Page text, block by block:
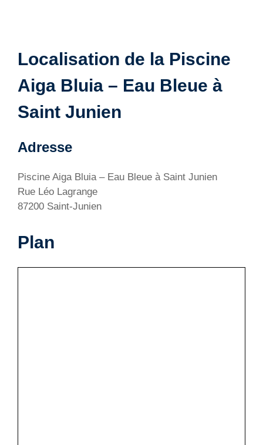
Localisation de la Piscine
Aiga Bluia – Eau Bleue à
Saint Junien
Adresse
Piscine Aiga Bluia – Eau Bleue à Saint Junien
Rue Léo Lagrange
87200 Saint-Junien
Plan